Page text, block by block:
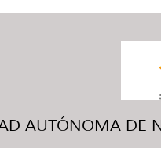
AUTÓNOMA DE